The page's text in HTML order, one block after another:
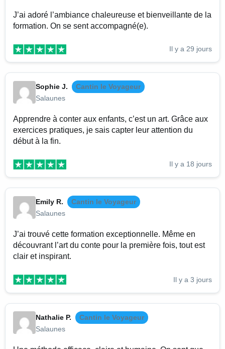
J’ai adoré l’ambiance chaleureuse et bienveillante de la
formation. On se sent accompagné(e).
Il y a 29 jours
Sophie J.
Cantin le Voyageur
Salaunes
Apprendre à conter aux enfants, c’est un art. Grâce aux
exercices pratiques, je sais capter leur attention du
début à la fin.
Il y a 18 jours
Emily R.
Cantin le Voyageur
Salaunes
J’ai trouvé cette formation exceptionnelle. Même en
découvrant l’art du conte pour la première fois, tout est
clair et inspirant.
Il y a 3 jours
Nathalie P.
Cantin le Voyageur
Salaunes